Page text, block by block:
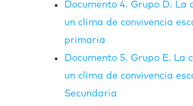
Documento 4. Grupo D. La
un clima de convivencia
primaria
Documento 5. Grupo E. La
un clima de convivencia
Secundaria